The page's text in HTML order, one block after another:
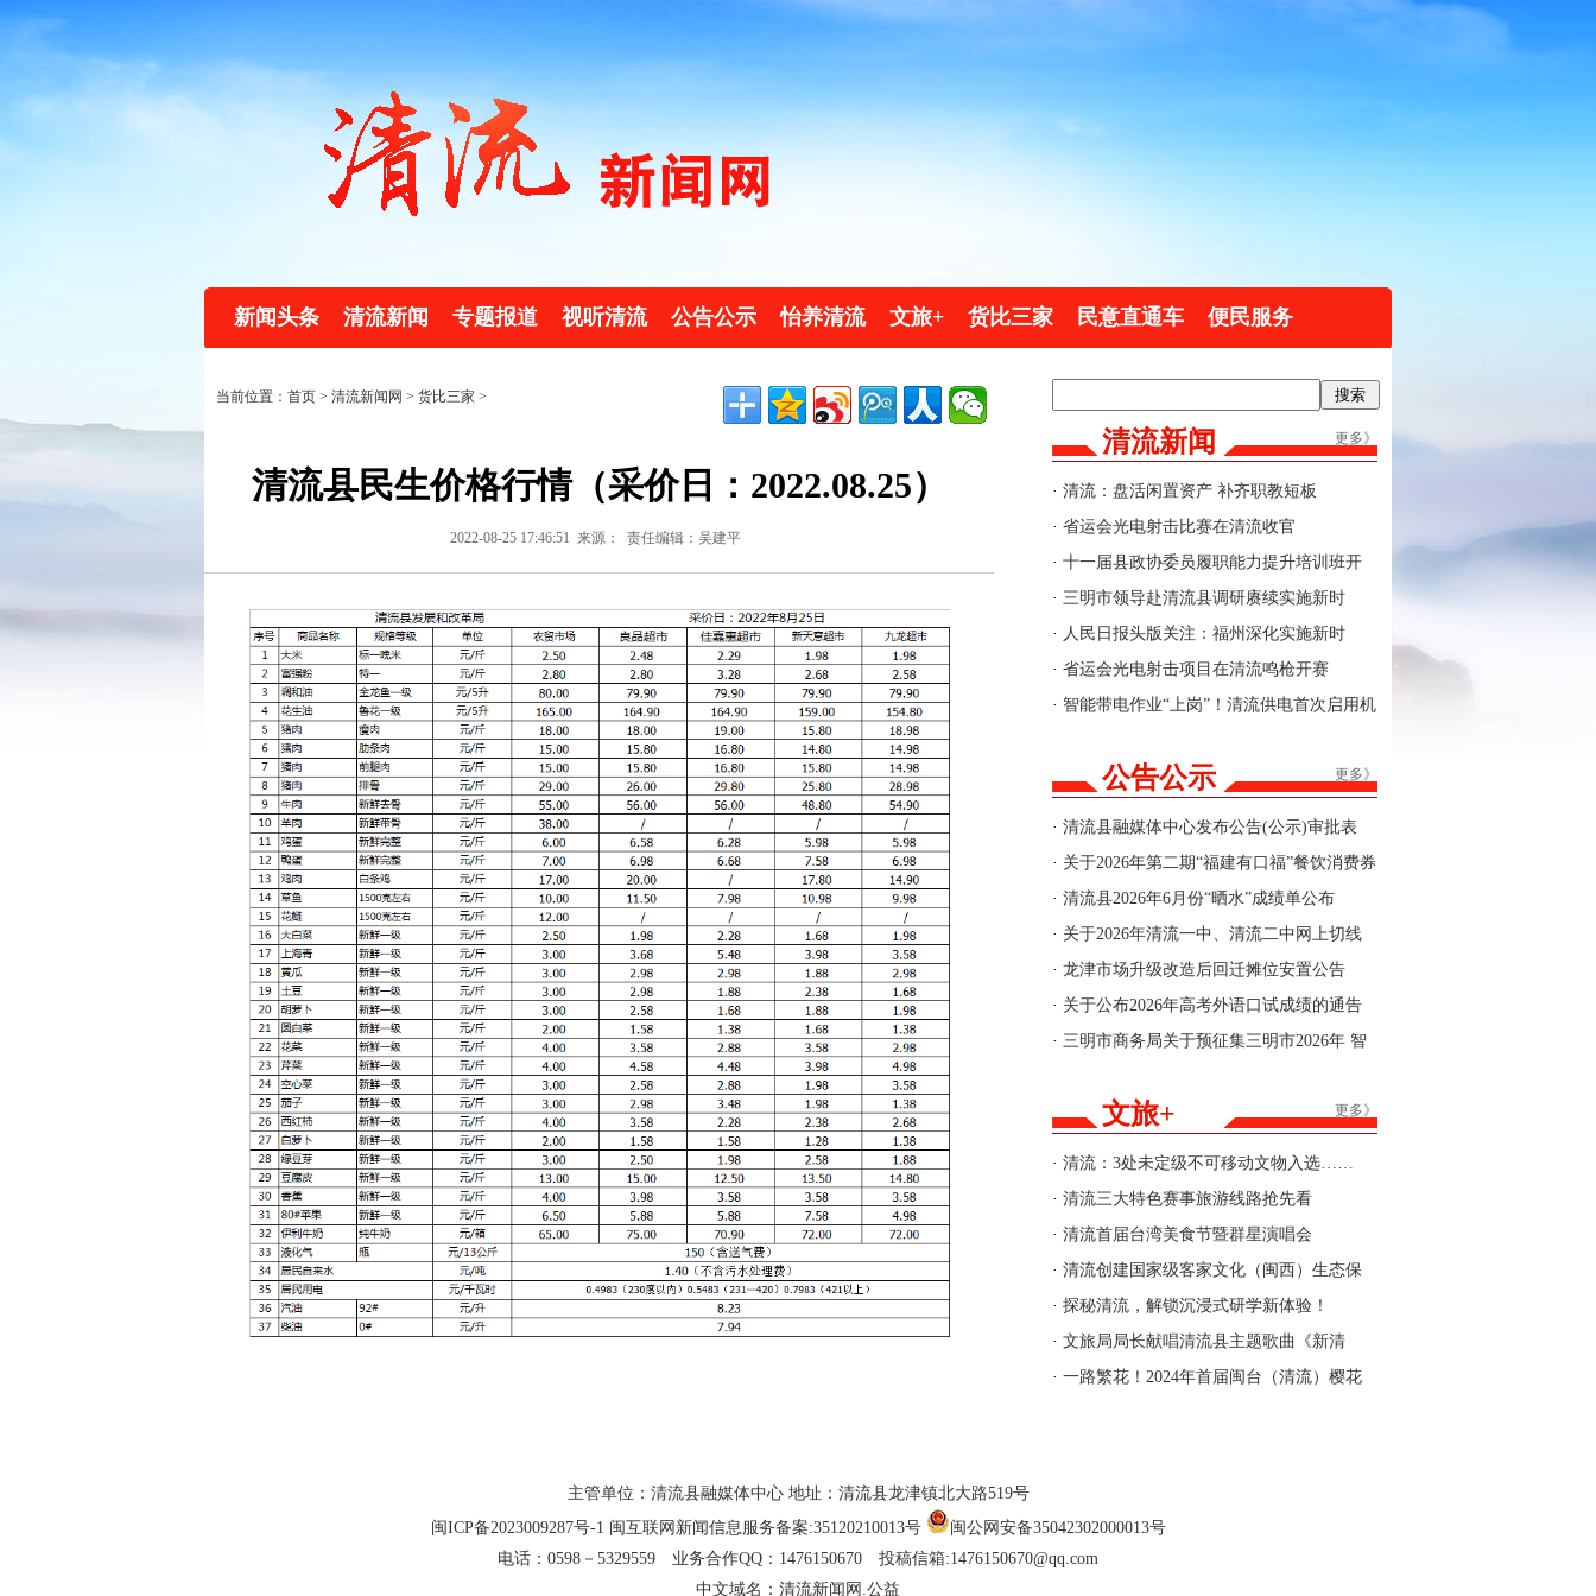
新闻头条 清流新闻 专题报道 视听清流 公告公示 怡养清流 文旅+ 货比三家 民意直通车 便民服务
更多》
清流新闻
· 清流：盘活闲置资产 补齐职教短板
· 省运会光电射击比赛在清流收官
· 十一届县政协委员履职能力提升培训班开
班
· 三明市领导赴清流县调研赓续实施新时
代“堡垒工程”及群众身边不正之风和腐败问
题集中整治工作
· 人民日报头版关注：福州深化实施新时
代“堡垒工程”
· 省运会光电射击项目在清流鸣枪开赛
· 智能带电作业“上岗”！清流供电首次启用机
更多》
公告公示
· 清流县融媒体中心发布公告(公示)审批表
· 关于2026年第二期“福建有口福”餐饮消费券
商户报名的公告
· 清流县2026年6月份“晒水”成绩单公布
· 关于2026年清流一中、清流二中网上切线
招生结果的公告
· 龙津市场升级改造后回迁摊位安置公告
· 关于公布2026年高考外语口试成绩的通告
· 三明市商务局关于预征集三明市2026年 智
更多》
文旅+
· 清流：3处未定级不可移动文物入选……
· 清流三大特色赛事旅游线路抢先看
· 清流首届台湾美食节暨群星演唱会
· 清流创建国家级客家文化（闽西）生态保
护区“官宣”
· 探秘清流，解锁沉浸式研学新体验！
· 文旅局局长献唱清流县主题歌曲《新清
流》！
· 一路繁花！2024年首届闽台（清流）樱花
当前位置：首页 > 清流新闻网 > 货比三家 >
清流县民生价格行情（采价日：2022.08.25）
2022-08-25 17:46:51 来源： 责任编辑：吴建平
主管单位：清流县融媒体中心 地址：清流县龙津镇北大路519号
闽ICP备2023009287号-1 闽互联网新闻信息服务备案:35120210013号
闽公网安备35042302000013号
电话：0598－5329559 业务合作QQ：1476150670 投稿信箱:1476150670@qq.com
中文域名：清流新闻网.公益